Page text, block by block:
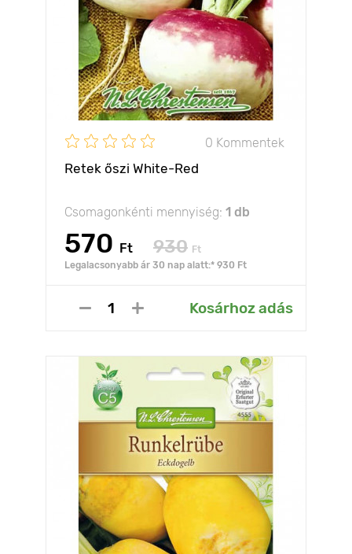
0 Kommentek
Retek őszi White-Red
Csomagonkénti mennyiség: 1 db
570 Ft 930 Ft
Legalacsonyabb ár 30 nap alatt:* 930 Ft
Kosárhoz adás